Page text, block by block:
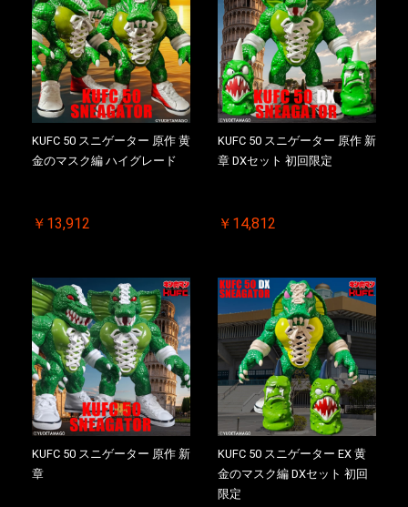
KUFC 50 スニゲーター 原作 黄
金のマスク編 ハイグレード
￥13,912
KUFC 50 スニゲーター 原作 新
章 DXセット 初回限定
￥14,812
KUFC 50 スニゲーター 原作 新
章
KUFC 50 スニゲーター EX 黄
金のマスク編 DXセット 初回
限定